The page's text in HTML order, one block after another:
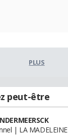
PLUS
peut-être
| LA MADELEINE